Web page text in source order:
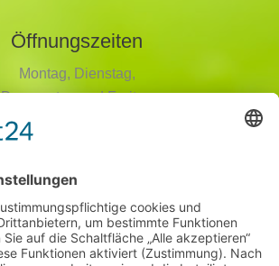
Öffnungszeiten
Montag, Dienstag,
Donnerstag und Freitag
9 - 14 Uhr